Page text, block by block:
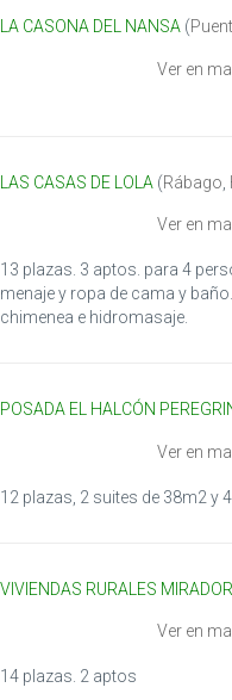
LA CASONA DEL NANSA (
Ver en
LAS CASAS DE LOLA (Rábago
Ver en
13 plazas. 3 aptos. para 4
menaje y ropa de cama y
chimenea e hidromasaje.
POSADA EL HALCÓN
Ver en
12 plazas, 2 suites de 38m2 y
VIVIENDAS RURALES
Ver en
14 plazas. 2 aptos